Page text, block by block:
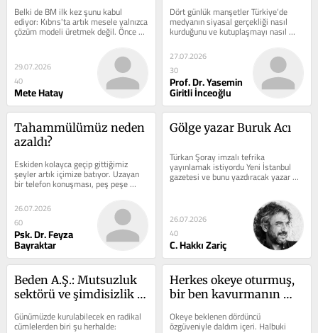
Belki de BM ilk kez şunu kabul
ediyor: Kıbrıs'ta artık mesele yalnızca
çözüm modeli üretmek değil. Önce
çözümü konuşabilecek bir...
29.07.2026
40
Mete Hatay
Dört günlük manşetler Türkiye’de
medyanın siyasal gerçekliği nasıl
kurduğunu ve kutuplaşmayı nasıl
beslediğini gözler önüne serdi.
27.07.2026
30
Prof. Dr. Yasemin
Giritli İnceoğlu
Tahammülümüz neden
azaldı?
Eskiden kolayca geçip gittiğimiz
şeyler artık içimize batıyor. Uzayan
bir telefon konuşması, peş peşe
gelen mesajlar, aynı hikâyenin...
26.07.2026
60
Psk. Dr. Feyza
Bayraktar
Gölge yazar Buruk Acı
Türkan Şoray imzalı tefrika
yayınlamak istiyordu Yeni İstanbul
gazetesi ve bunu yazdıracak yazar
arıyordu. “O yazmayacak” dedi
26.07.2026
40
C. Hakkı Zariç
Beden A.Ş.: Mutsuzluk
sektörü ve şimdisizlik
Günümüzde kurulabilecek en radikal
cümlelerden biri şu herhalde:
Herkes okeye oturmuş,
bir ben kavurmanın
Okeye beklenen dördüncü
özgüveniyle daldım içeri. Halbuki